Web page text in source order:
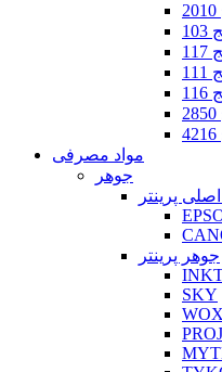
مواد مصرفی
جوهر
پرینتر
جوهر پرینتر
SKY
WOX